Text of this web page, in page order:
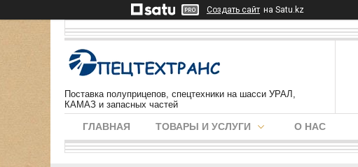
Создать сайт на Satu.kz
Поставка полуприцепов, спецтехники на шасси УРАЛ,
КАМАЗ и запасных частей
ГЛАВНАЯ ТОВАРЫ И УСЛУГИ О НАС